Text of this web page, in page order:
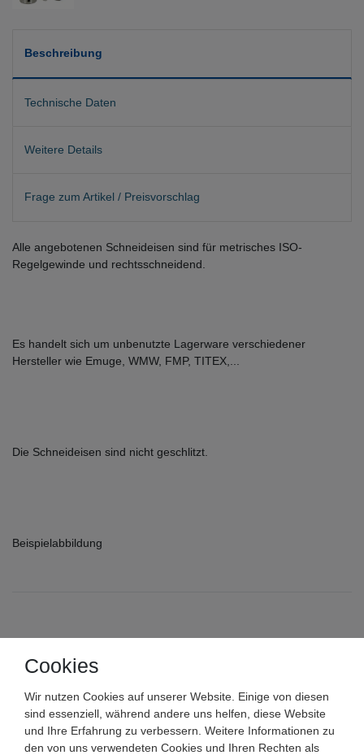
Beschreibung
Technische Daten
Weitere Details
Frage zum Artikel / Preisvorschlag
Alle angebotenen Schneideisen sind für metrisches ISO-
Regelgewinde und rechtsschneidend.
Es handelt sich um unbenutzte Lagerware verschiedener
Hersteller wie Emuge, WMW, FMP, TITEX,...
Die Schneideisen sind nicht geschlitzt.
Beispielabbildung
HSS ISO-Regelgewinde
Gewindeschneideisen
Schneideisen metrisch
Cookies
Wir nutzen Cookies auf unserer Website. Einige von diesen
sind essenziell, während andere uns helfen, diese Website
und Ihre Erfahrung zu verbessern. Weitere Informationen zu
den von uns verwendeten Cookies und Ihren Rechten als